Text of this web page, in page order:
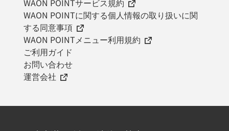
WAON POINTサービス規約
WAON POINTに関する個人情報の取り扱いに関
する同意事項
WAON POINTメニュー利用規約
ご利用ガイド
お問い合わせ
運営会社